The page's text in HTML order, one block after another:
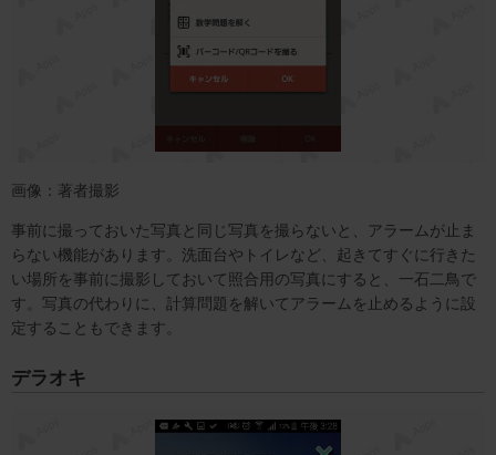
画像：著者撮影
事前に撮っておいた写真と同じ写真を撮らないと、アラームが止ま
らない機能があります。洗面台やトイレなど、起きてすぐに行きた
い場所を事前に撮影しておいて照合用の写真にすると、一石二鳥で
す。写真の代わりに、計算問題を解いてアラームを止めるように設
定することもできます。
デラオキ